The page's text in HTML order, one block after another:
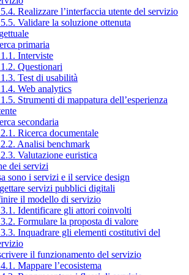
Realizzare l’interfaccia utente del servizio
Validare la soluzione ottenuta
primaria
Interviste
Questionari
Test di usabilità
Web analytics
Strumenti di mappatura dell’esperienza
secondaria
Ricerca documentale
Analisi benchmark
Valutazione euristica
dei servizi
sono i servizi e il service design
servizi pubblici digitali
il modello di servizio
Identificare gli attori coinvolti
Formulare la proposta di valore
Inquadrare gli elementi costitutivi del
il funzionamento del servizio
Mappare l’ecosistema